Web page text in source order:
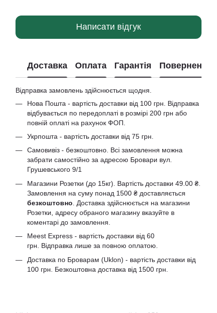
Написати відгук
Доставка Оплата Гарантія Повернення
Відправка замовлень здійснюється щодня.
Нова Пошта - вартість доставки від 100 грн. Відправка
відбувається по передоплаті в розмірі 200 грн або
повній оплаті на рахунок ФОП.
Укрпошта - вартість доставки від 75 грн.
Самовивіз - безкоштовно. Всі замовлення можна
забрати самостійно за адресою Бровари вул.
Грушевського 9/1
Магазини Розетки (до 15кг). Вартість доставки 49.00 ₴.
Замовлення на суму понад 1500 ₴ доставляється
безкоштовно . Доставка здійснюється на магазини
Розетки, адресу обраного магазину вказуйте в
коментарі до замовлення.
Meest Express - вартість доставки від 60
грн. Відправка лише за повною оплатою.
Доставка по Броварам (Uklon) - вартість доставки від
100 грн. Безкоштовна доставка від 1500 грн.